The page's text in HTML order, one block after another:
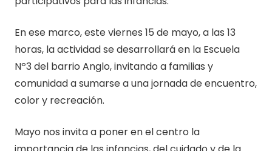
En ese marco, este viernes 15 de mayo, a las 13
horas, la actividad se desarrollará en la Escuela
Nº3 del barrio Anglo, invitando a familias y
comunidad a sumarse a una jornada de encuentro,
color y recreación.
Mayo nos invita a poner en el centro la